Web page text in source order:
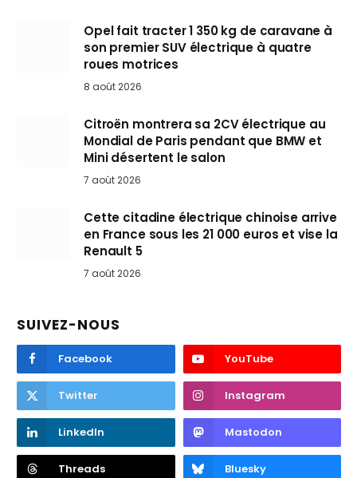
Opel fait tracter 1 350 kg de caravane à
son premier SUV électrique à quatre
roues motrices
8 août 2026
Citroën montrera sa 2CV électrique au
Mondial de Paris pendant que BMW et
Mini désertent le salon
7 août 2026
Cette citadine électrique chinoise arrive
en France sous les 21 000 euros et vise la
Renault 5
7 août 2026
SUIVEZ-NOUS
Facebook YouTube
Twitter Instagram
LinkedIn Mastodon
Threads Bluesky